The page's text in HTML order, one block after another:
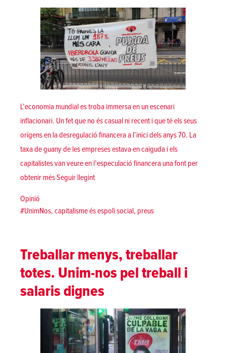
L’economia mundial es troba immersa en un escenari
inflacionari. Un fet que no és casual ni recent i que té els seus
orígens en la desregulació financera a l’inici dels anys 70. La
taxa de guany de les empreses estava en caiguda i els
capitalistes van veure en l’especulació financera una font per
obtenir mésSeguir llegint«Unim-nos contra la pujada de preus»
Posted in
Opinió
Tags:
#UnimNos, capitalisme és espoli social, preus
Treballar menys, treballar
totes. Unim-nos pel treball i
salaris dignes